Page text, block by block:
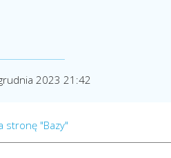
2023 21:42
stronę "Bazy"